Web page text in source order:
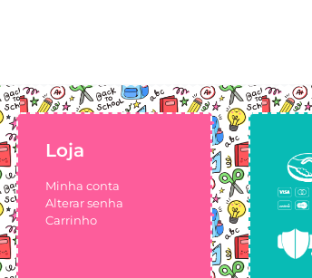
Loja
Minha conta
Alterar senha
Carrinho